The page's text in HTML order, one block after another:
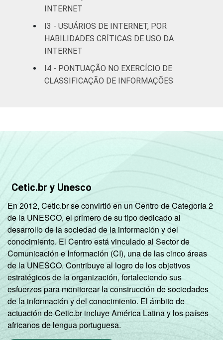
DE 0
ÁREA
Rural 0
Ensino
Superior
0
COR OU RAÇA Branca 0 15
Preta 0
Parda 0
Amarela
INTERNET
I3 - USUÁRIOS DE INTERNET, POR
HABILIDADES CRÍTICAS DE USO DA
INTERNET
I4 - PONTUAÇÃO NO EXERCÍCIO DE
CLASSIFICAÇÃO DE INFORMAÇÕES
Cetic.br y Unesco
En 2012, Cetic.br se convirtió en un Centro de Categoría 2
de la UNESCO, el primero de su tipo dedicado al
desarrollo de la sociedad de la información y del
conocimiento. El Centro está vinculado al Sector de
Comunicación e Información (CI), una de las cinco áreas
de la UNESCO. Contribuye al logro de los objetivos
estratégicos de la organización, fortaleciendo sus
esfuerzos para monitorear la construcción de sociedades
de la información y del conocimiento. El ámbito de
actuación de Cetic.br incluye América Latina y los países
africanos de lengua portuguesa.